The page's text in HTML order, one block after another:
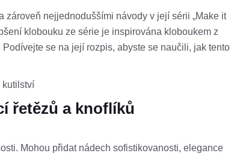
nejjednoduššími návody v její sérii „Make it
klobouku ze série je inspirována kloboukem z
se na její rozpis, abyste se naučili, jak tento
kutilství
řetězů a knoflíků
Mohou přidat nádech sofistikovanosti, elegance